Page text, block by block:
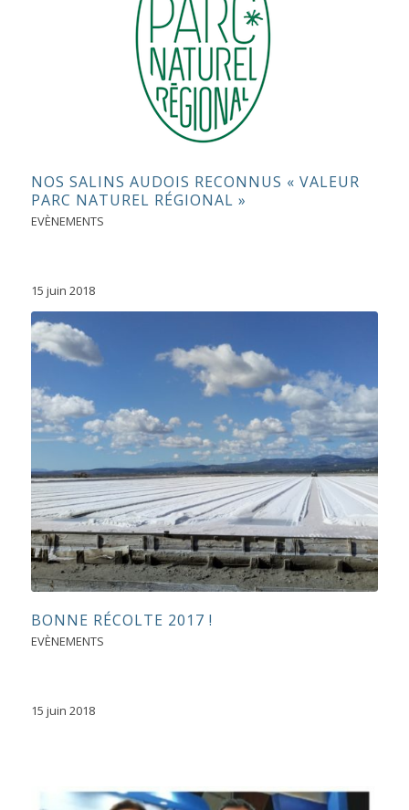
NOS SALINS AUDOIS RECONNUS « VALEUR
PARC NATUREL RÉGIONAL »
EVÈNEMENTS
15 juin 2018
BONNE RÉCOLTE 2017 !
EVÈNEMENTS
15 juin 2018